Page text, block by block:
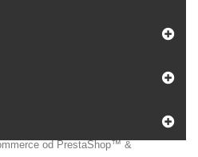
od PrestaShop™ &